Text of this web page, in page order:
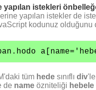
yapılan istekleri
yapılan istekler de
kodunuz olduğunu
tüm hede sınıflı div
de name özniteliği hebele